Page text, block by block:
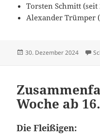
Torsten Schmitt (seit
Alexander Trümper
Veröffentlicht
30. Dezember 2024
Woche ab
Die Fleißigen: